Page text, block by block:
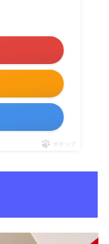
ポチップ